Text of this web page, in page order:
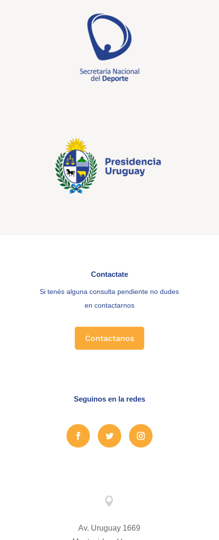
Contactate
Si tenés alguna consulta pendiente no dudes
en contactarnos
Contactanos
Seguinos en la redes

Av. Uruguay 1669